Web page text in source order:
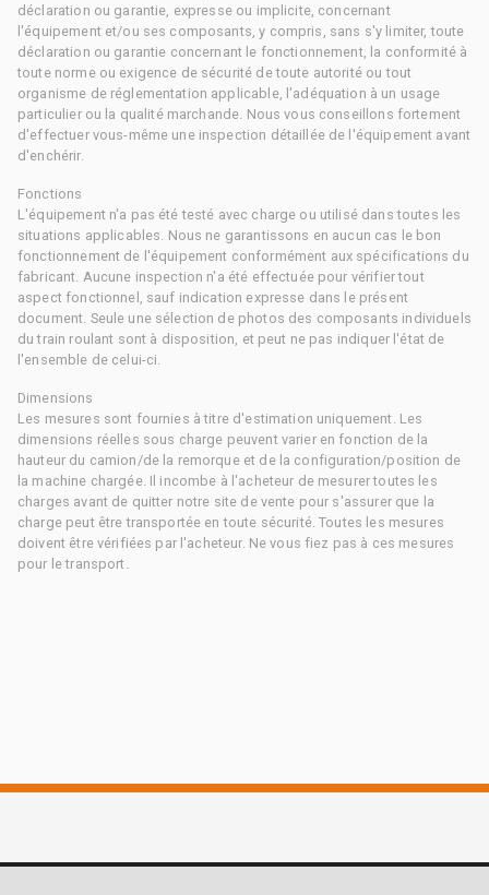
déclaration ou garantie, expresse ou implicite, concernant
l'équipement et/ou ses composants, y compris, sans s'y limiter, toute
déclaration ou garantie concernant le fonctionnement, la conformité à
toute norme ou exigence de sécurité de toute autorité ou tout
organisme de réglementation applicable, l'adéquation à un usage
particulier ou la qualité marchande. Nous vous conseillons fortement
d'effectuer vous-même une inspection détaillée de l'équipement avant
d'enchérir.
Fonctions
L'équipement n'a pas été testé avec charge ou utilisé dans toutes les
situations applicables. Nous ne garantissons en aucun cas le bon
fonctionnement de l'équipement conformément aux spécifications du
fabricant. Aucune inspection n'a été effectuée pour vérifier tout
aspect fonctionnel, sauf indication expresse dans le présent
document. Seule une sélection de photos des composants individuels
du train roulant sont à disposition, et peut ne pas indiquer l'état de
l'ensemble de celui-ci.
Dimensions
Les mesures sont fournies à titre d'estimation uniquement. Les
dimensions réelles sous charge peuvent varier en fonction de la
hauteur du camion/de la remorque et de la configuration/position de
la machine chargée. Il incombe à l'acheteur de mesurer toutes les
charges avant de quitter notre site de vente pour s'assurer que la
charge peut être transportée en toute sécurité. Toutes les mesures
doivent être vérifiées par l'acheteur. Ne vous fiez pas à ces mesures
pour le transport.